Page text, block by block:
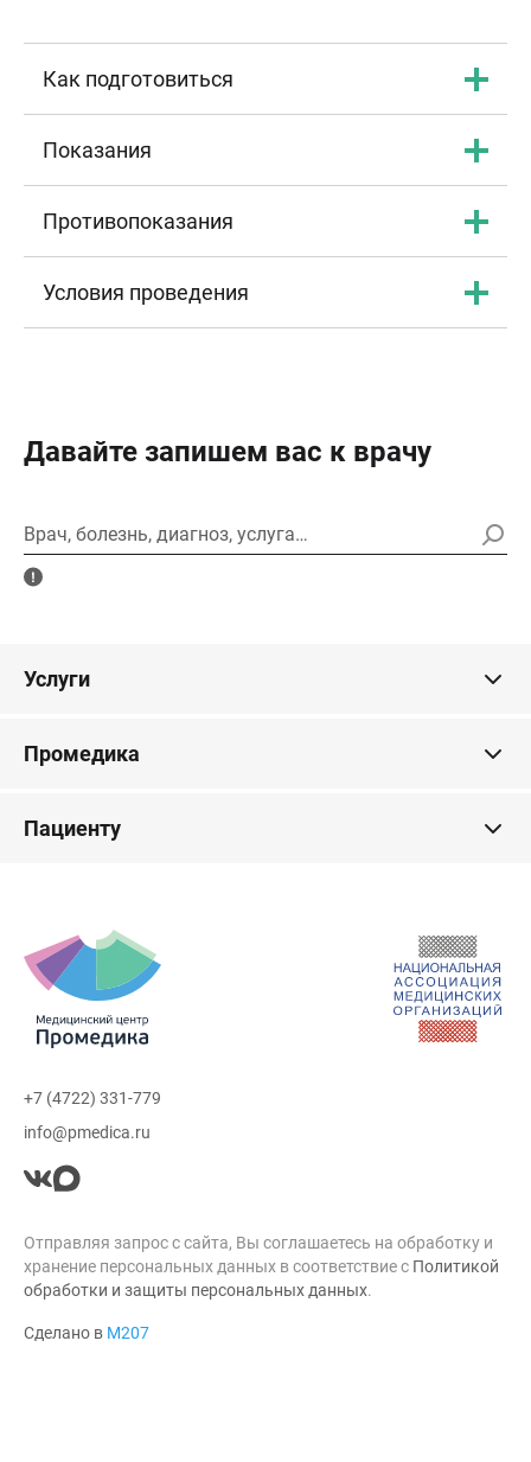
Как подготовиться
Показания
Противопоказания
Условия проведения
Давайте запишем вас к врачу
Врач, болезнь, диагноз, услуга…
Услуги
Промедика
Пациенту
+7 (4722) 331-779
info@pmedica.ru
Отправляя запрос с сайта, Вы соглашаетесь на обработку и
хранение персональных данных в соответствие с Политикой
обработки и защиты персональных данных.
Сделано в М207